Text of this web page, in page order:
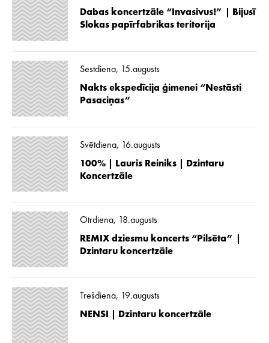
Dabas koncertzāle “Invasivus!” | Bijusī
Slokas papīrfabrikas teritorija
Sestdiena, 15.augusts
Nakts ekspedīcija ģimenei “Nestāsti
Pasaciņas”
Svētdiena, 16.augusts
100% | Lauris Reiniks | Dzintaru
Koncertzāle
Otrdiena, 18.augusts
REMIX dziesmu koncerts “Pilsēta” |
Dzintaru koncertzāle
Trešdiena, 19.augusts
NENSI | Dzintaru koncertzāle